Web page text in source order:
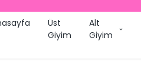
Üst
Giyim
Alt
Giyim